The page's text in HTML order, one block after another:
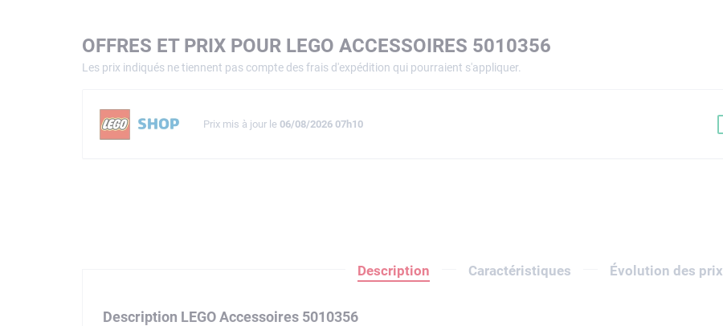
OFFRES ET PRIX POUR LEGO ACCESSOIRES 5010356
Les prix indiqués ne tiennent pas compte des frais d'expédition qui pourraient s'appliquer.
Prix mis à jour le 06/08/2026 07h10
Description Caractéristiques Évolution des prix
Description LEGO Accessoires 5010356